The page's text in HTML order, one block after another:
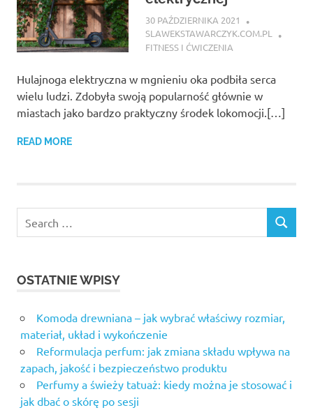
30 PAŹDZIERNIKA 2021
SLAWEKSTAWARCZYK.COM.PL
FITNESS I ĆWICZENIA
Hulajnoga elektryczna w mgnieniu oka podbiła serca
wielu ludzi. Zdobyła swoją popularność głównie w
miastach jako bardzo praktyczny środek lokomocji.[…]
READ MORE
OSTATNIE WPISY
Komoda drewniana – jak wybrać właściwy rozmiar,
materiał, układ i wykończenie
Reformulacja perfum: jak zmiana składu wpływa na
zapach, jakość i bezpieczeństwo produktu
Perfumy a świeży tatuaż: kiedy można je stosować i
jak dbać o skórę po sesji